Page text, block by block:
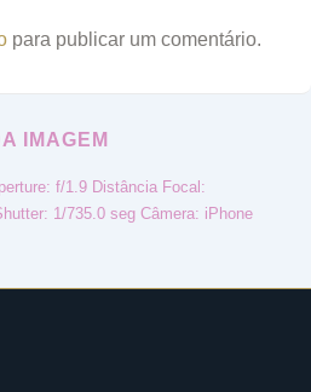
para publicar um comentário.
IMAGEM
f/1.9 Distância Focal:
1/735.0 seg Câmera: iPhone